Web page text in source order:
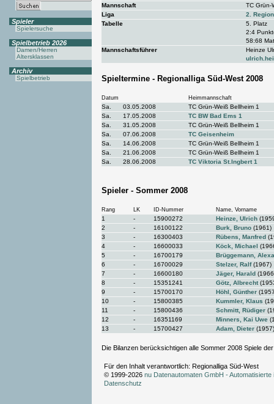
Spieler
Spielersuche
Spielbetrieb 2026
Damen/Herren
Altersklassen
Archiv
Spielbetrieb
Mannschaft
TC Grün-
Liga
2.
Tabelle
5. Platz
2:4
58:68
Mannschaftsführer
Heinze
Spieltermine - Regionalliga Süd-West 2008
Datum Heimmannschaft
Sa. 03.05.2008
TC Grün-Weiß Bellheim 1
Sa.
17.05.2008
TC BW Bad Ems 1
Sa.
31.05.2008
TC Grün-Weiß Bellheim 1
Sa.
07.06.2008
TC Geisenheim
Sa.
14.06.2008
TC Grün-Weiß Bellheim 1
Sa.
21.06.2008
TC Grün-Weiß Bellheim 1
Sa.
28.06.2008 TC Viktoria St.Ingbert 1
Spieler - Sommer 2008
Rang LK ID-Nummer Name, Vorname
1 - 15900272 Heinze, Ulrich
2
- 16100122 Burk, Bruno (1961)
3
- 16300403 Rübens, Manfred
4
- 16600033 Köck, Michael
5
- 16700179
Brüggemann,
6
- 16700029 Stelzer, Ralf(1967)
7
- 16600180 Jäger, Harald
8
- 15351241 Götz, Albrecht
9
- 15700170 Höhl, Günther
10
- 15800385 Kummler, Klaus
11
- 15800436 Schmitt, Rüdiger
12
- 16351169 Minners, Kai Uwe
13
- 15700427 Adam, Dieter (1957)
Die Bilanzen berücksichtigen alle Sommer 2008 Spiele
Für den Inhalt verantwortlich: Regionalliga Süd-West
© 1999-2026 nu Datenautomaten GmbH -
Datenschutz